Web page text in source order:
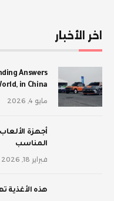
اخر الأخبار
Answers
in China
مايو 4, 2026
أجهزة
المناسب
فبراير 18, 2026
‫هذه الأغذية